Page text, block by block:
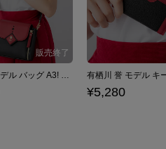
有栖川 誉 モデル バッグ A3! 冬組
¥5,280